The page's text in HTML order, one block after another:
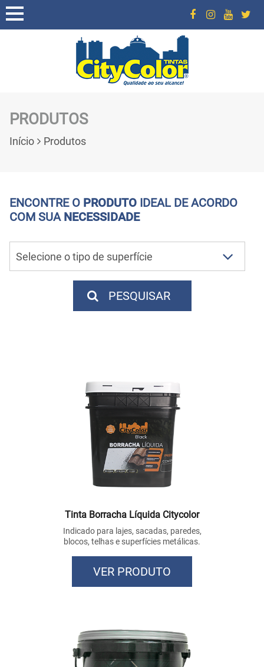
PRODUTOS
Início Produtos
ENCONTRE O PRODUTO IDEAL DE ACORDO
COM SUA NECESSIDADE
PESQUISAR
Tinta Borracha Líquida Citycolor
Indicado para lajes, sacadas, paredes,
blocos, telhas e superfícies metálicas.
VER PRODUTO